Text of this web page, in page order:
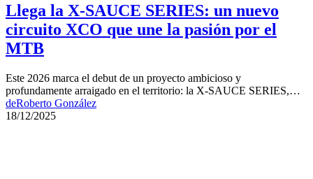
Llega la X-SAUCE SERIES: un nuevo
circuito XCO que une la pasión por el
MTB
Este 2026 marca el debut de un proyecto ambicioso y
profundamente arraigado en el territorio: la X-SAUCE SERIES,…
deRoberto González
18/12/2025